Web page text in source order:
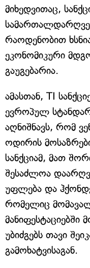
მიხედვითაც,
რაოდენობით
ეკონომიკური
გაუგებარია.
ამასთან, TI
ევროპულ
აღნიშნავს, რომ
ოდირის
სანქციამ, მათ
შესაძლოა
უფლება და
რომელიც
უბიძგებს თავი
გამოხატვისაგან.